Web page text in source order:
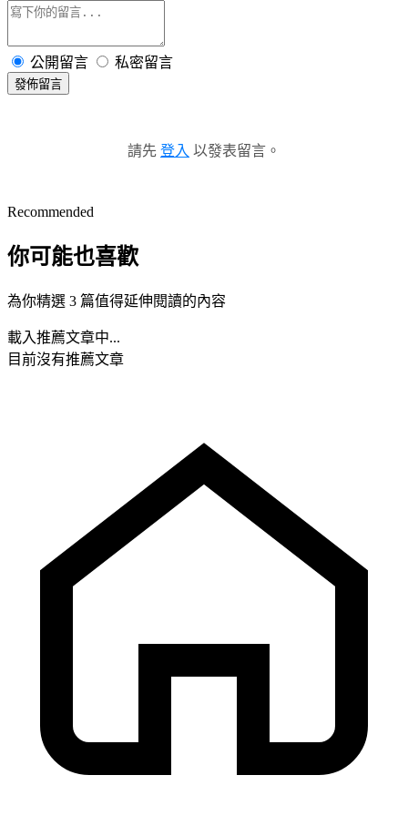
公開留言 私密留言
發佈留言
請先 登入 以發表留言。
Recommended
你可能也喜歡
為你精選 3 篇值得延伸閱讀的內容
載入推薦文章中...
目前沒有推薦文章